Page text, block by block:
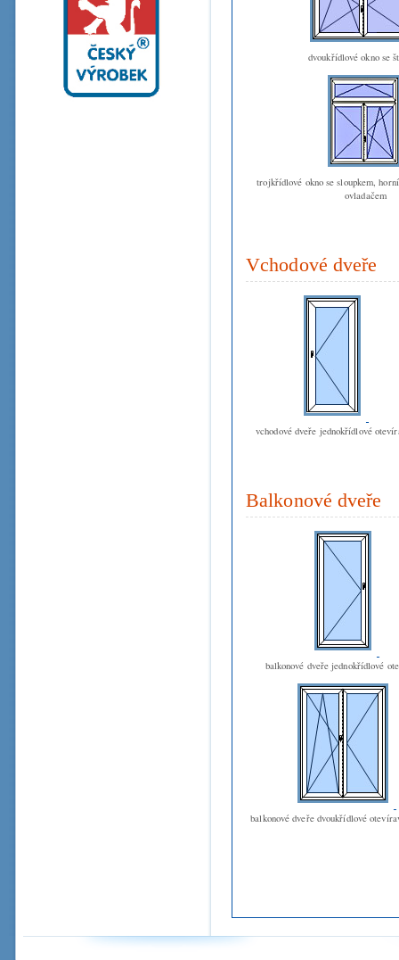
dvoukřídlové okno se
trojkřídlové okno se sloupkem,
ovladačem
Vchodové dveře
vchodové dveře jednokřídlové
Balkonové dveře
balkonové dveře jednokřídlové
balkonové dveře dvoukřídlové